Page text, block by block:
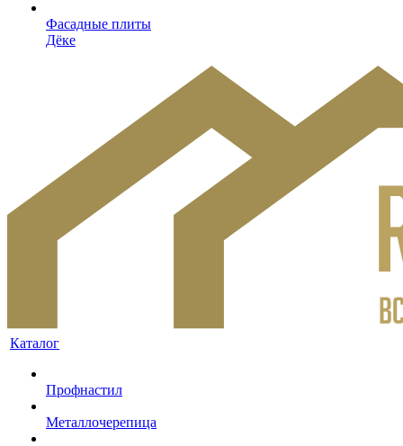
Фасадные плиты
Дёке
Каталог
Профнастил
Металлочерепица